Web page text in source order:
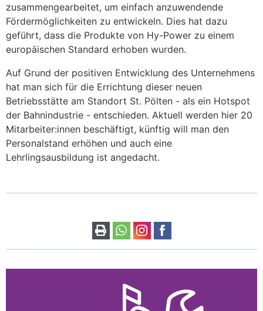
zusammengearbeitet, um einfach anzuwendende
Fördermöglichkeiten zu entwickeln. Dies hat dazu
geführt, dass die Produkte von Hy-Power zu einem
europäischen Standard erhoben wurden.
Auf Grund der positiven Entwicklung des Unternehmens
hat man sich für die Errichtung dieser neuen
Betriebsstätte am Standort St. Pölten - als ein Hotspot
der Bahnindustrie - entschieden. Aktuell werden hier 20
Mitarbeiter:innen beschäftigt, künftig will man den
Personalstand erhöhen und auch eine
Lehrlingsausbildung ist angedacht.